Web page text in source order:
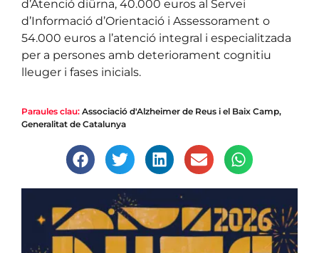
d’Atenció diürna, 40.000 euros al Servei
d’Informació d’Orientació i Assessorament o
54.000 euros a l’atenció integral i especialitzada
per a persones amb deteriorament cognitiu
lleuger i fases inicials.
Paraules clau: Associació d'Alzheimer de Reus i el Baix Camp,
Generalitat de Catalunya